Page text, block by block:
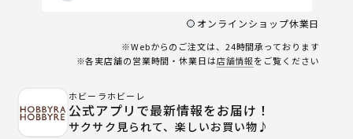
オンラインショップ休業日
※Webからのご注文は、24時間承っております
※各実店舗の営業時間・休業日は店舗情報をご覧ください
ホビーラホビーレ
公式アプリで最新情報をお届け！
サクサク見られて、楽しいお買い物♪